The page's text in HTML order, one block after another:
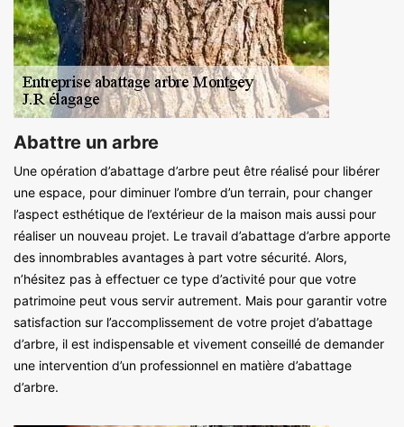
Abattre un arbre
Une opération d’abattage d’arbre peut être réalisé pour libérer
une espace, pour diminuer l’ombre d’un terrain, pour changer
l’aspect esthétique de l’extérieur de la maison mais aussi pour
réaliser un nouveau projet. Le travail d’abattage d’arbre apporte
des innombrables avantages à part votre sécurité. Alors,
n’hésitez pas à effectuer ce type d’activité pour que votre
patrimoine peut vous servir autrement. Mais pour garantir votre
satisfaction sur l’accomplissement de votre projet d’abattage
d’arbre, il est indispensable et vivement conseillé de demander
une intervention d’un professionnel en matière d’abattage
d’arbre.